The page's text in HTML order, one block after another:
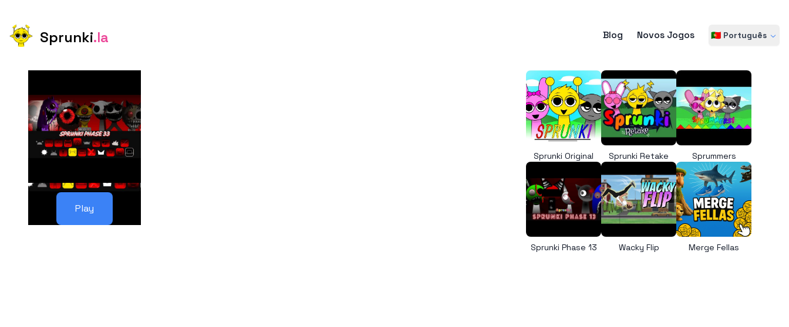
Sprunki.la Blog Novos Jogos 🇵🇹 Português
Play
Sprunki Original Sprunki Retake Sprummers
Sprunki Phase 13 Wacky Flip Merge Fellas